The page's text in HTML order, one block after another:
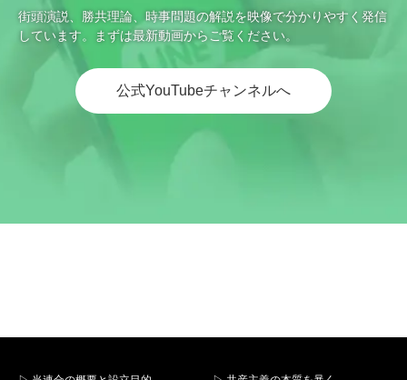
街頭演説、勝共理論、時事問題の解説を映像で分かりやすく発信
しています。まずは最新動画からご覧ください。
公式YouTubeチャンネルへ